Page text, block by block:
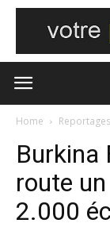
Home Reportages
Burkina
route
2.000